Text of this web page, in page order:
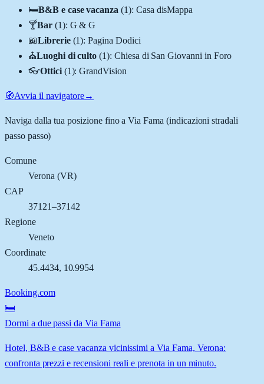
🛏️B&B e case vacanza (1): Casa disMappa
🍸Bar (1): G & G
📖Librerie (1):Pagina Dodici
⛪Luoghi di culto (1): Chiesa di San Giovanni in Foro
👓Ottici (1):GrandVision
🧭Avvia il navigatore→
Naviga dalla tua posizione fino aVia Fama (indicazioni stradali
passo passo)
Comune
Verona (VR)
CAP
37121–37142
Regione
Veneto
Coordinate
45.4434, 10.9954
Booking.com
🛏️
Dormi a due passi da Via Fama
Hotel, B&B e case vacanza vicinissimi a Via Fama, Verona:
confronta prezzi e recensioni reali e prenota in un minuto.